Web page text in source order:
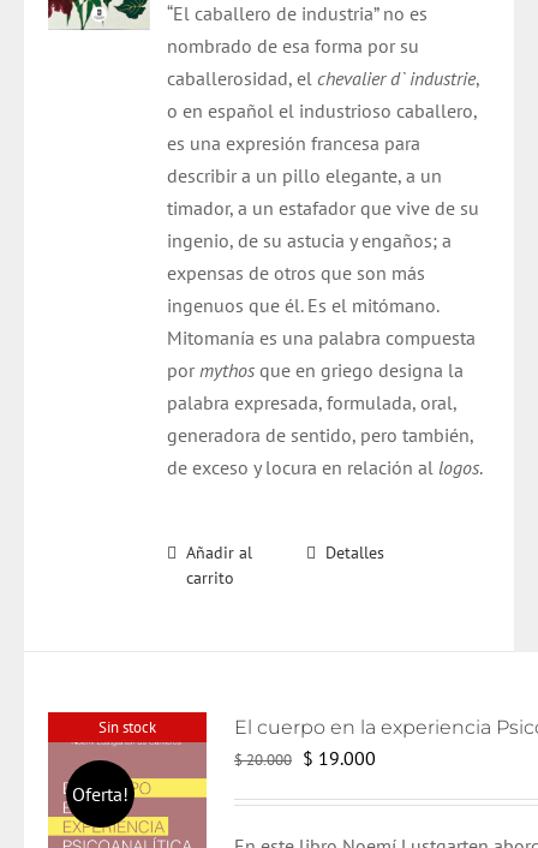
era:
$ 20.000.
es:
$ 19.000.
“El caballero de industria” no es
nombrado de esa forma por su
caballerosidad, elchevalier d` industrie,
o en español el industrioso caballero,
es una expresión francesa para
describir a un pillo elegante, a un
timador, a un estafador que vive de su
ingenio, de su astucia y engaños; a
expensas de otros que son más
ingenuos que él. Es el mitómano.
Mitomanía es una palabra compuesta
pormythosque en griego designa la
palabra expresada, formulada, oral,
generadora de sentido, pero también,
de exceso y locura en relación allogos.
Añadir al
carrito
Detalles
Sin stock
Oferta!
$20.000 El
$ 19.000El